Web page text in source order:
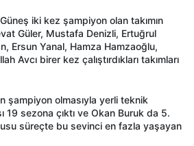
iki kez şampiyon olan takımın
Güler, Mustafa Denizli, Ertuğrul
Ersun Yanal, Hamza Hamzaoğlu,
Avcı birer kez çalıştırdıkları takımları
şampiyon olmasıyla yerli teknik
19 sezona çıktı ve Okan Buruk da 5.
süreçte bu sevinci en fazla yaşayan